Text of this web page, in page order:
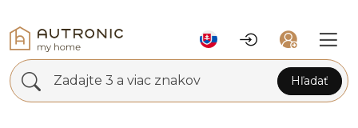
Zadajte 3 a viac znakov Hľadať